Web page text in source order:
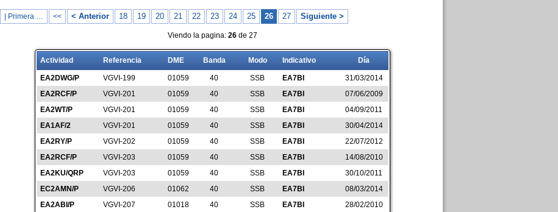
| Primera … << < Anterior 18 19 20 21 22 23 24 25 26 27 Siguiente >
Viendo la pagina: 26 de 27
Actividad Referencia DME Banda Modo Indicativo Día
EA2DWG/P VGVI-199 01059 40 SSB EA7BI
31/03/2014
EA2RCF/P
VGVI-201 01059 40 SSB EA7BI
07/06/2009
EA2WT/P
VGVI-201 01059 40 SSB EA7BI
04/09/2011
EA1AF/2
VGVI-201 01059 40 SSB EA7BI
30/04/2014
EA2RY/P
VGVI-202 01059 40 SSB EA7BI
22/07/2012
EA2RCF/P
VGVI-203 01059 40 SSB EA7BI
14/08/2010
EA2KU/QRP
VGVI-203 01059 40 SSB EA7BI
30/10/2011
EC2AMN/P
VGVI-206 01062 40 SSB EA7BI
08/03/2014
EA2ABI/P
VGVI-207 01018 40 SSB EA7BI
28/02/2010